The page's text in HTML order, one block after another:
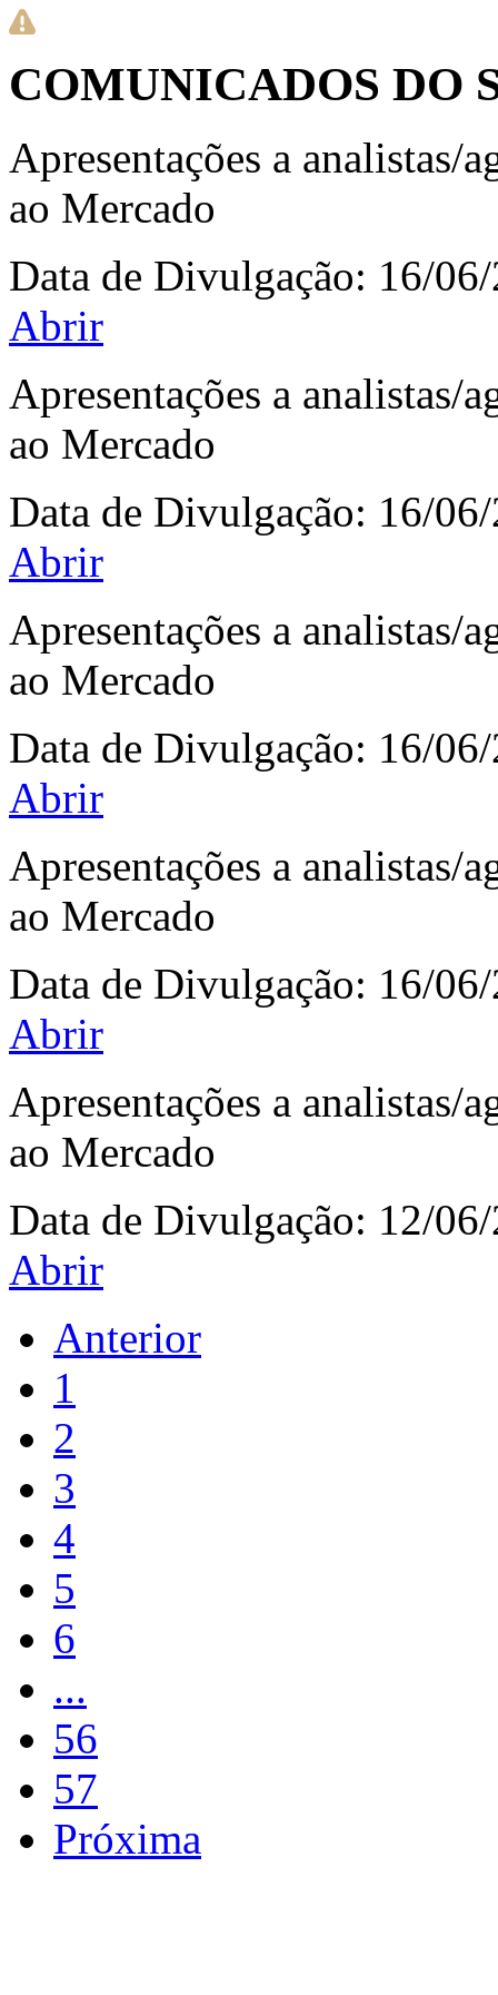
COMUNICADOS DO
Apresentações a analistas/
ao Mercado
Data de Divulgação: 16/
Abrir
Apresentações a analistas/
ao Mercado
Data de Divulgação: 16/
Abrir
Apresentações a analistas/
ao Mercado
Data de Divulgação: 16/
Abrir
Apresentações a analistas/
ao Mercado
Data de Divulgação: 16/
Abrir
Apresentações a analistas/
ao Mercado
Data de Divulgação: 12/
Abrir
Anterior
1
2
3
4
5
6
...
56
57
Próxima